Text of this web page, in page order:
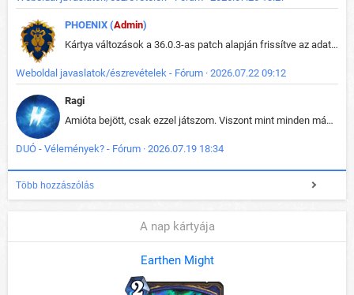
PHOENIX (Admin)
Kártya változások a 36.0.3-as patch alapján frissítve az adatbázisban (képek is cserélve).
Weboldal javaslatok/észrevételek - Fórum · 2026.07.22 09:12
Ragi
Amióta bejött, csak ezzel játszom. Viszont mint minden más - akár az alapjáték is, ez is baromira összetett lett. Néha már pár kör után is esélytelen az egész. Vagy irreállisan túltápol valaki, vagy lelép a partner, vagy csak hülye mint a segg. És amikor eljönne az én időm, na akkor jön el mindenki másé is. Engem jobban érdekelne, hogy ki milyen ratingen szokott játszani. Na ez lenne egy érdekes adat.
DUÓ - Vélemények? - Fórum · 2026.07.19 18:34
Több hozzászólás
A nap kártyája
Earthen Might